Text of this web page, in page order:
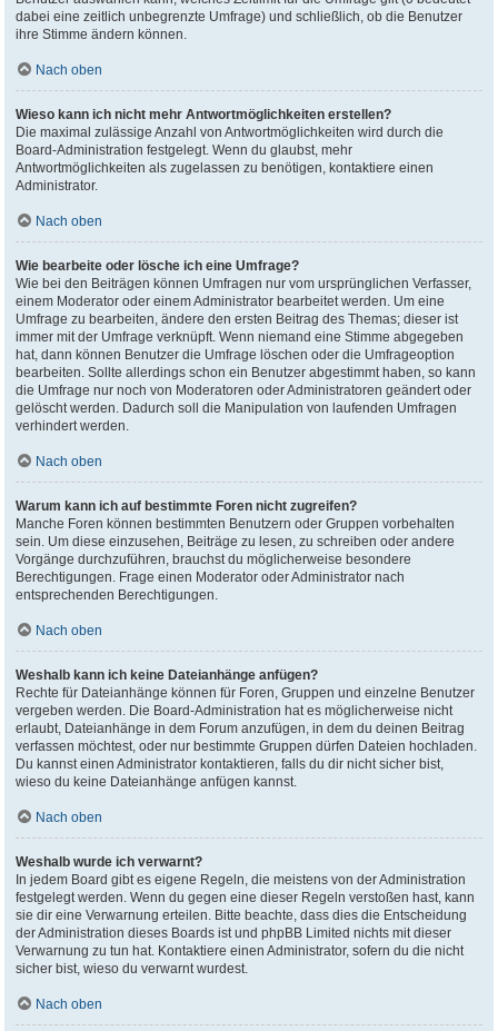
dabei eine zeitlich unbegrenzte Umfrage) und schließlich, ob die Benutzer
ihre Stimme ändern können.
Nach oben
Wieso kann ich nicht mehr Antwortmöglichkeiten erstellen?
Die maximal zulässige Anzahl von Antwortmöglichkeiten wird durch die
Board-Administration festgelegt. Wenn du glaubst, mehr
Antwortmöglichkeiten als zugelassen zu benötigen, kontaktiere einen
Administrator.
Nach oben
Wie bearbeite oder lösche ich eine Umfrage?
Wie bei den Beiträgen können Umfragen nur vom ursprünglichen Verfasser,
einem Moderator oder einem Administrator bearbeitet werden. Um eine
Umfrage zu bearbeiten, ändere den ersten Beitrag des Themas; dieser ist
immer mit der Umfrage verknüpft. Wenn niemand eine Stimme abgegeben
hat, dann können Benutzer die Umfrage löschen oder die Umfrageoption
bearbeiten. Sollte allerdings schon ein Benutzer abgestimmt haben, so kann
die Umfrage nur noch von Moderatoren oder Administratoren geändert oder
gelöscht werden. Dadurch soll die Manipulation von laufenden Umfragen
verhindert werden.
Nach oben
Warum kann ich auf bestimmte Foren nicht zugreifen?
Manche Foren können bestimmten Benutzern oder Gruppen vorbehalten
sein. Um diese einzusehen, Beiträge zu lesen, zu schreiben oder andere
Vorgänge durchzuführen, brauchst du möglicherweise besondere
Berechtigungen. Frage einen Moderator oder Administrator nach
entsprechenden Berechtigungen.
Nach oben
Weshalb kann ich keine Dateianhänge anfügen?
Rechte für Dateianhänge können für Foren, Gruppen und einzelne Benutzer
vergeben werden. Die Board-Administration hat es möglicherweise nicht
erlaubt, Dateianhänge in dem Forum anzufügen, in dem du deinen Beitrag
verfassen möchtest, oder nur bestimmte Gruppen dürfen Dateien hochladen.
Du kannst einen Administrator kontaktieren, falls du dir nicht sicher bist,
wieso du keine Dateianhänge anfügen kannst.
Nach oben
Weshalb wurde ich verwarnt?
In jedem Board gibt es eigene Regeln, die meistens von der Administration
festgelegt werden. Wenn du gegen eine dieser Regeln verstoßen hast, kann
sie dir eine Verwarnung erteilen. Bitte beachte, dass dies die Entscheidung
der Administration dieses Boards ist und phpBB Limited nichts mit dieser
Verwarnung zu tun hat. Kontaktiere einen Administrator, sofern du die nicht
sicher bist, wieso du verwarnt wurdest.
Nach oben